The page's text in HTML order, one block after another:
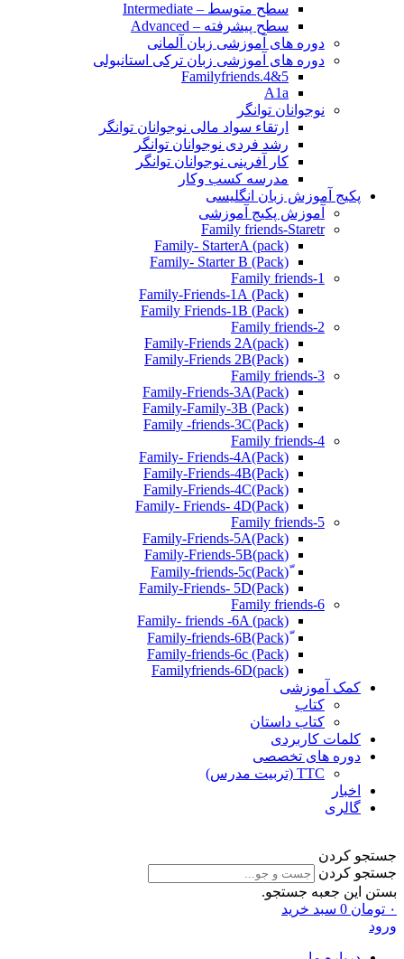
سطح متوسط – Intermediate
سطح پیشرفته – Advanced
دوره های آموزشی زبان آلمانی
دوره های آموزشی زبان ترکی استانبولی
Familyfriends.4&5
A1a
نوجوانان توانگر
ارتقاء سواد مالی نوجوانان توانگر
رشد فردی نوجوانان توانگر
کار آفرینی نوجوانان توانگر
مدرسه کسب وکار
پکیج آموزش زبان انگلیسی
آموزش پکیج آموزشی
Family friends-Staretr
Family- StarterA (pack)
Family- Starter B (Pack)
Family friends-1
(Pack) Family-Friends-1A
(Pack) Family Friends-1B
Family friends-2
Family-Friends 2A(pack)
Family-Friends 2B(Pack)
Family friends-3
(Pack)Family-Friends-3A
Family-Family-3B (Pack)
Family -friends-3C(Pack)
Family friends-4
Family- Friends-4A(Pack)
Family-Friends-4B(Pack)
Family-Friends-4C(Pack)
(Pack)Family- Friends- 4D
Family friends-5
Family-Friends-5A(Pack)
(pack)Family-Friends-5B
ّ(Pack)Family-friends-5c
Family-Friends- 5D(Pack)
Family friends-6
Family- friends -6A (pack)
Family-friends-6c (Pack)
Familyfriends-6D(pack)
کمک آموزشی
کتاب
کتاب داستان
کلمات کاربردی
دوره های تخصصی
TTC (تربیت مدرس)
اخبار
گالری
جستجو کردن
جستجو کردن
بستن این جعبه جستجو.
۰ تومان 0 سبد خرید
ورود